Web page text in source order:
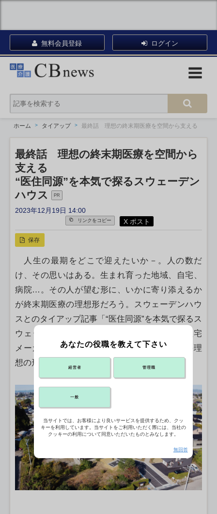
無料会員登録 ログイン
ホーム タイアップ 最終話 理想の終末期医療を空間から支える
最終話 理想の終末期医療を空間から
支える
“医住同源”を本気で探るスウェーデン
ハウス
PR
2023年12月19日 14:00
リンクをコピー X ポスト
保存
人生の最期をどこで迎えたいか－。人の数だ
け、その思いはある。生まれ育った地域、自宅、
病院…。その人が望む形に、いかに寄り添えるか
が終末期医療の理想形だろう。スウェーデンハウ
スとのタイアップ記事「“医住同源”を本気で探るス
ウェーデンハウス」の最終話では、医師と住宅
メーカー・スウェーデンハウスが協働し、この理
想の形に近づこうと奔走する姿を追った。
あなたの役職を教えて下さい
経営者 管理職
一般
当サイトでは、お客様により良いサービスを提供するため、クッ
キーを利用しています。当サイトをご利用いただく際には、当社の
クッキーの利用について同意いただいたものとみなします。
無回答